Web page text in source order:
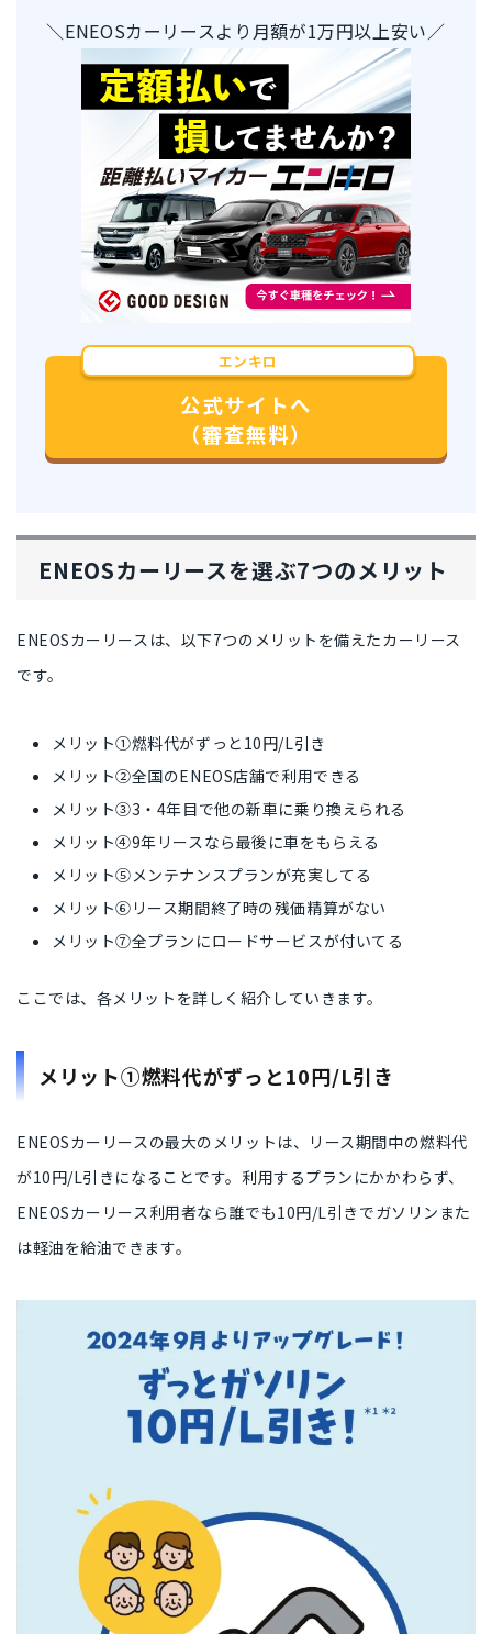
＼ENEOSカーリースより月額が1万円以上安い／
エンキロ
公式サイトへ
（審査無料）
ENEOSカーリースを選ぶ7つのメリット
ENEOSカーリースは、以下7つのメリットを備えたカーリース
です。
メリット①燃料代がずっと10円/L引き
メリット②全国のENEOS店舗で利用できる
メリット③3・4年目で他の新車に乗り換えられる
メリット④9年リースなら最後に車をもらえる
メリット⑤メンテナンスプランが充実してる
メリット⑥リース期間終了時の残価精算がない
メリット⑦全プランにロードサービスが付いてる
ここでは、各メリットを詳しく紹介していきます。
メリット①燃料代がずっと10円/L引き
ENEOSカーリースの最大のメリットは、
リース期間中の燃料代
が10円/L引きになることです。利用するプランにかかわらず、
ENEOSカーリース利用者なら誰でも10円/L引きでガソリンまた
は軽油を給油できます。